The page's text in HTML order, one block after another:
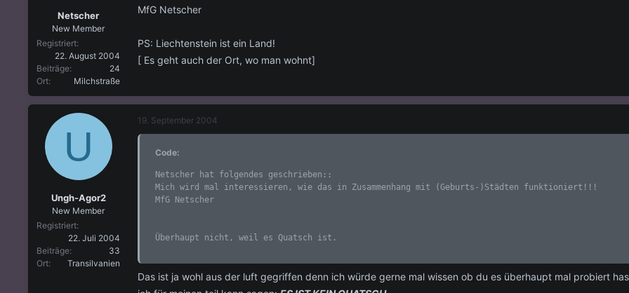
Netscher
New Member
Registriert
22. August 2004
Beiträge
24
Ort
Milchstraße
MfG Netscher
PS: Liechtenstein ist ein Land!
[ Es geht auch der Ort, wo man wohnt]
U
Ungh-Agor2
New Member
Registriert
22. Juli 2004
Beiträge
33
Ort
Transilvanien
19. September 2004
Code:
Netscher hat folgendes geschrieben::
Mich wird mal interessieren, wie das in Zusammenhang mit (Geburts-)Städten funktioniert!!!
MfG Netscher
Überhaupt nicht, weil es Quatsch ist.
Das ist ja wohl aus der luft gegriffen denn ich würde gerne mal wissen ob du es überhaupt mal probiert